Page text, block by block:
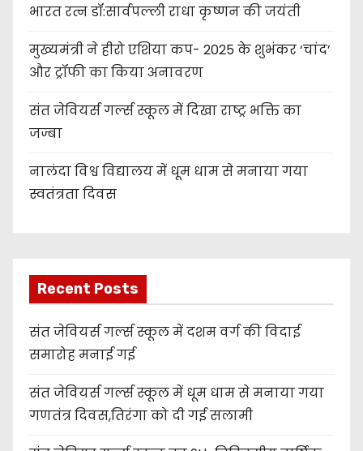
भारत रत्न डॉ:सार्वपल्ली राधा कृष्णन की जयंती
मुख्यमंत्री ने हीरो एशिया कप- 2025 के शुभंकर ‘चांद’
और ट्रॉफी का किया अनावरण
संत जेवियर्स गर्ल्स स्कूल में दिखा राष्ट्र भक्ति का
जज्बा
नालंदा विश्व विद्यालय में धूम धाम से मनाया गया
स्वतंत्रता दिवस
Recent Posts
संत जेवियर्स गर्ल्स स्कूल में दशम वर्ग की विदाई
समारोह मनाई गई
संत जेवियर्स गर्ल्स स्कूल में धूम धाम से मनाया गया
गणतंत्र दिवस,तिरंगा को दी गई सलामी